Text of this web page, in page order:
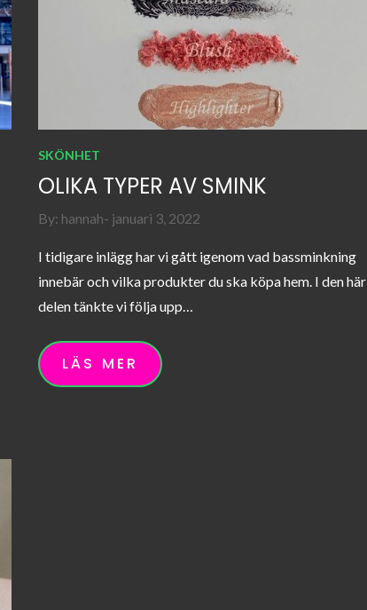
SKÖNHET
OLIKA TYPER AV SMINK
By: hannah Posted
januari 3, 2022
I tidigare inlägg har vi gått igenom vad bassminkning
innebär och vilka produkter du ska köpa hem. I den här
delen tänkte vi följa upp…
LÄS MER